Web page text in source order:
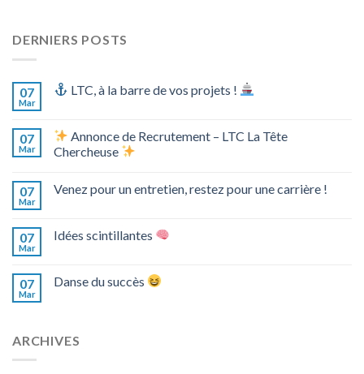
DERNIERS POSTS
07
Mar
LTC, à la barre de vos projets !
07
Mar
Annonce de Recrutement – LTC La Tête
Chercheuse
07
Mar
Venez pour un entretien, restez pour une carrière !
07
Mar
Idées scintillantes
07
Mar
Danse du succès
ARCHIVES